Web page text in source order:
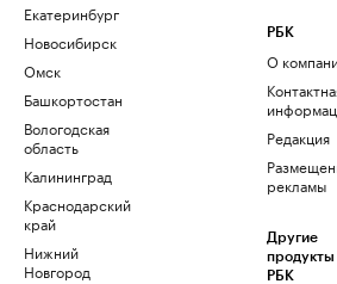
Екатеринбург
Новосибирск
Омск
Башкортостан
Вологодская
область
Калининград
Краснодарский
край
Нижний
Новгород
РБК
О
Редакция
рекламы
Другие
продукты
РБК